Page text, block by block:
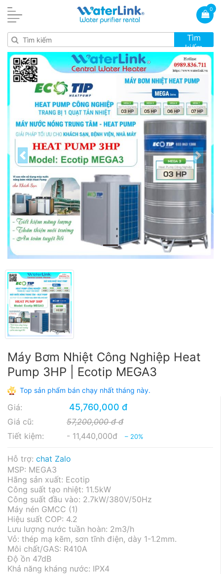
0
Tìm
kiếm
Previous Next
Máy Bơm Nhiệt Công Nghiệp Heat
Pump 3HP | Ecotip MEGA3
Top sản phẩm bán chạy nhất tháng này.
Giá: 45,760,000 đ
Giá cũ:
57,200,000 đ đ
Tiết kiệm:
- 11,440,000đ – 20%
Hỗ trợ: chat Zalo
MSP: MEGA3
Hãng sản xuất: Ecotip
Công suất tạo nhiệt: 11.5kW
Công suất đầu vào: 2.7kW/380V/50Hz
Máy nén GMCC (1)
Hiệu suất COP: 4.2
Lưu lượng nước tuần hoàn: 2m3/h
Vỏ: thép mạ kẽm, sơn tĩnh điện, dày 1-1.2mm.
Môi chất/GAS: R410A
Độ ồn 47dB
Khả năng kháng nước: IPX4